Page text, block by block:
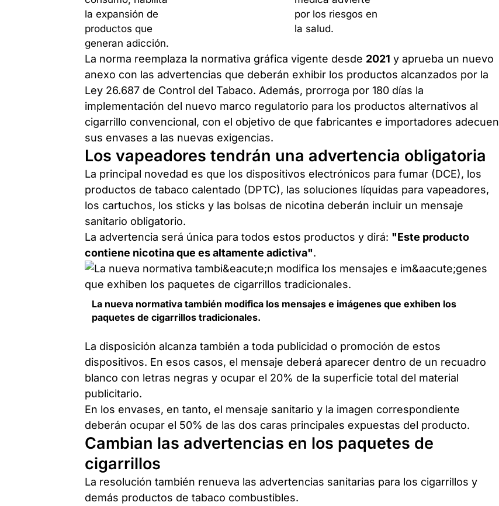
La norma reemplaza la normativa gráfica vigente desde 2021 y aprueba un nuevo
anexo con las advertencias que deberán exhibir los productos alcanzados por la
Ley 26.687 de Control del Tabaco. Además, prorroga por 180 días la
implementación del nuevo marco regulatorio para los productos alternativos al
cigarrillo convencional, con el objetivo de que fabricantes e importadores adecuen
sus envases a las nuevas exigencias.
Los vapeadores tendrán una advertencia obligatoria
La principal novedad es que los dispositivos electrónicos para fumar (DCE), los
productos de tabaco calentado (DPTC), las soluciones líquidas para vapeadores,
los cartuchos, los sticks y las bolsas de nicotina deberán incluir un mensaje
sanitario obligatorio.
La advertencia será única para todos estos productos y dirá: "Este producto
contiene nicotina que es altamente adictiva".
La nueva normativa también modifica los mensajes e imágenes que exhiben los
paquetes de cigarrillos tradicionales.
La disposición alcanza también a toda publicidad o promoción de estos
dispositivos. En esos casos, el mensaje deberá aparecer dentro de un recuadro
blanco con letras negras y ocupar el 20% de la superficie total del material
publicitario.
En los envases, en tanto, el mensaje sanitario y la imagen correspondiente
deberán ocupar el 50% de las dos caras principales expuestas del producto.
Cambian las advertencias en los paquetes de
cigarrillos
La resolución también renueva las advertencias sanitarias para los cigarrillos y
demás productos de tabaco combustibles.